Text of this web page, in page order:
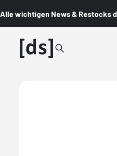
Alle wichtigen News & Restocks